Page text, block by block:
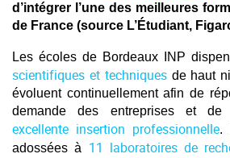
d’intégrer l’une des meilleures
de France (source L’Étudiant,
Les écoles de Bordeaux INP
scientifiques et techniquesde haut
évoluent continuellement afin de
demande des entreprises et
excellente insertion professionnelle.
adossées à 11 laboratoires de